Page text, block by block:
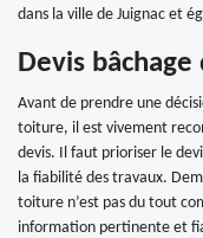
dans la ville de Juignac et
Devis
Avant de prendre une
toiture, il est vivement
devis. Il faut prioriser le
la fiabilité des travaux.
toiture n’est pas du tout
information pertinente et